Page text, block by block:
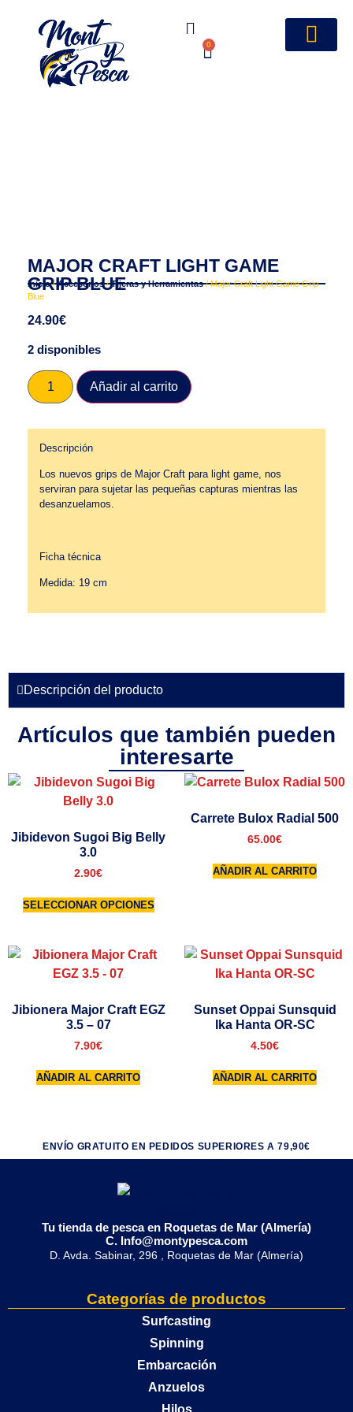
0
MAJOR CRAFT LIGHT GAME
GRIP BLUE
Inicio/Accesorios/ Tijeras y Herramientas/ Major Craft Light Game Grip
Blue
24.90€
2 disponibles
Añadir al carrito
Descripción
Los nuevos grips de Major Craft para light game, nos
serviran para sujetar las pequeñas capturas mientras las
desanzuelamos.
Ficha técnica
Medida: 19 cm
Descripción del producto
Artículos que también pueden
interesarte
Jibidevon Sugoi Big Belly
3.0
2.90€
SELECCIONAR OPCIONES
Carrete Bulox Radial 500
65.00€
AÑADIR AL CARRITO
Jibionera Major Craft EGZ
3.5 – 07
7.90€
AÑADIR AL CARRITO
Sunset Oppai Sunsquid
Ika Hanta OR-SC
4.50€
AÑADIR AL CARRITO
ENVÍO GRATUITO EN PEDIDOS SUPERIORES A 79,90€
Tu tienda de pesca en Roquetas de Mar (Almería)
C. Info@montypesca.com
D. Avda. Sabinar, 296 , Roquetas de Mar (Almería)
Categorías de productos
Surfcasting
Spinning
Embarcación
Anzuelos
Hilos